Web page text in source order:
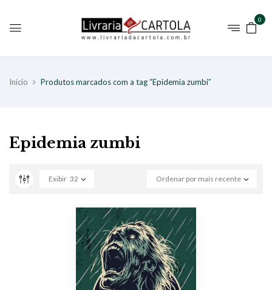
0
Início Produtos marcados com a tag “Epidemia zumbi”
Epidemia zumbi
Ordenar por mais recente
Exibir 32